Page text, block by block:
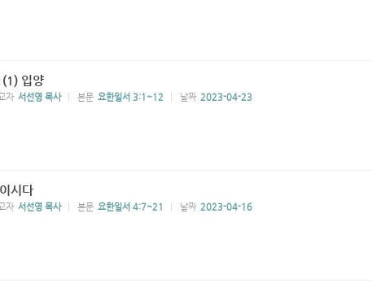
(1) 입양
자 서선영 목사 본문 요한일서 3:1~12 날짜 2023-04-23
시다
자 서선영 목사 본문 요한일서 4:7~21 날짜 2023-04-16